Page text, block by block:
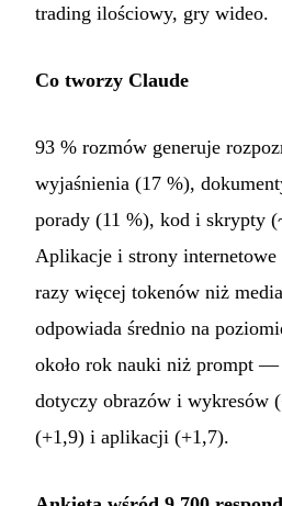
trading ilościowy, gry wideo.
Co tworzy Claude
93 % rozmów generuje
wyjaśnienia (17 %),
porady (11 %), kod i skrypty
Aplikacje i strony
razy więcej tokenów niż
odpowiada średnio na
około rok nauki niż prompt —
dotyczy obrazów i wykresów
(+1,9) i aplikacji (+1,7).